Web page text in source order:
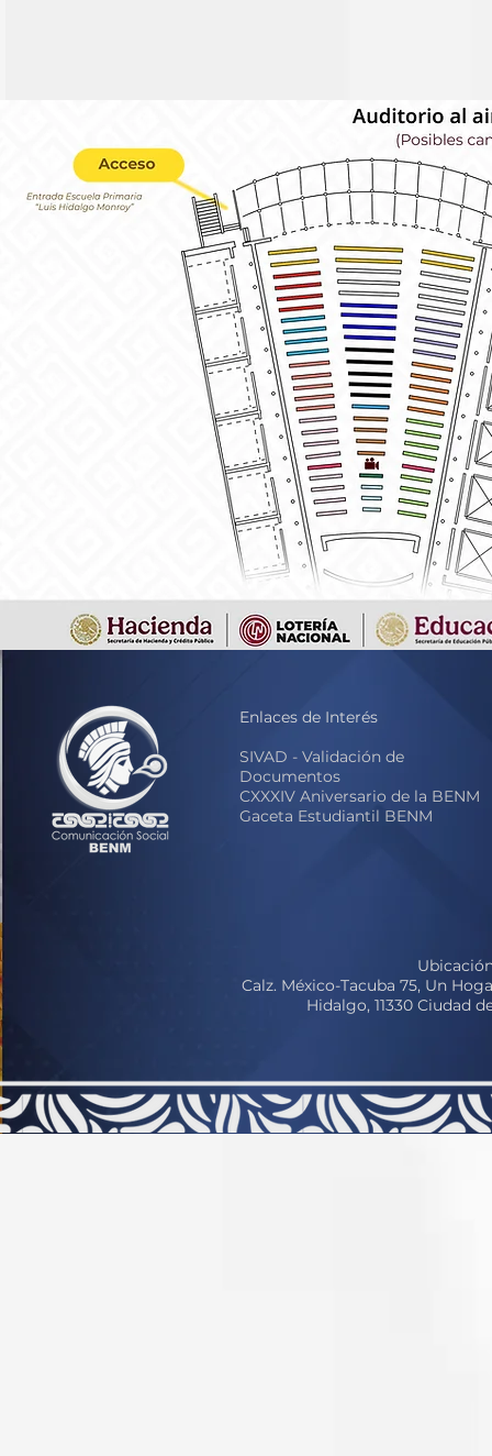
Enlaces de Interés
SIVAD - Validación de
Documentos
CXXXIV Aniversario de la BENM
Gaceta Estudiantil BENM
Calz. México-Tacuba 75, Un
Hidalgo, 11330 Ciudad